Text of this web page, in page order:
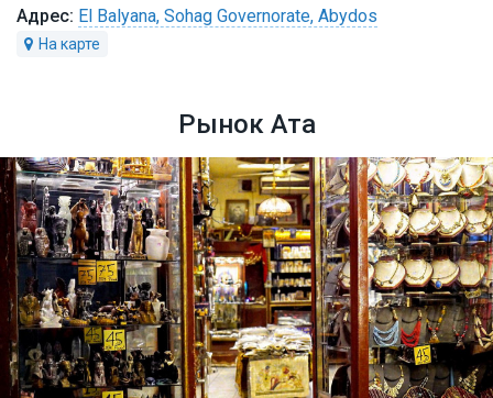
El Balyana, Sohag Governorate, Abydos
Рынок Ата